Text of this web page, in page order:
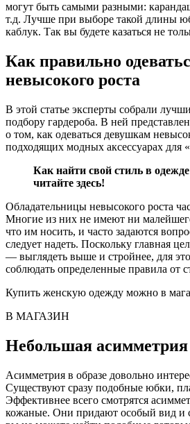
могут быть самыми разными:
т.д. Лучше при выборе такой длины
каблук. Так вы будете казаться не
Как правильно
невысокого роста
В этой статье эксперты собрали
подбору гардероба. В ней
о том, как одеваться девушкам
подходящих модных аксессуарах для
Как найти свой стиль в
читайте здесь!
Обладательницы невысокого роста
Многие из них не имеют ни
что им носить, и часто задаются
следует надеть. Поскольку главная
— выглядеть выше и стройнее, для
соблюдать определенные правила от
Купить женскую одежду можно в
В МАГАЗИН
Небольшая асимметрия
Асимметрия в образе довольно
Существуют сразу подобные юбки,
Эффективнее всего смотрятся
кожаные. Они придают особый вид и